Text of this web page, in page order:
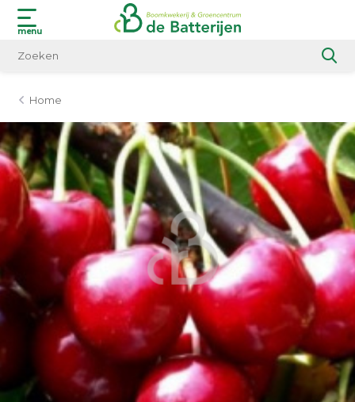
menu
Home